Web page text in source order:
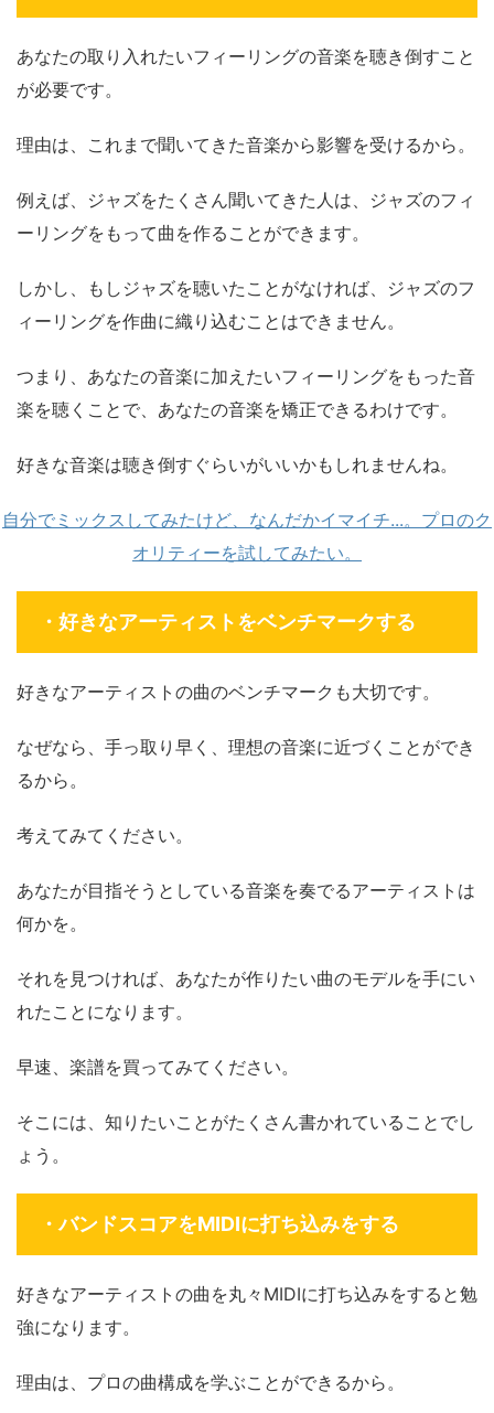
あなたの取り入れたいフィーリングの音楽を聴き倒すこと
が必要です。
理由は、これまで聞いてきた音楽から影響を受けるから。
例えば、ジャズをたくさん聞いてきた人は、ジャズのフィ
ーリングをもって曲を作ることができます。
しかし、もしジャズを聴いたことがなければ、ジャズのフ
ィーリングを作曲に織り込むことはできません。
つまり、あなたの音楽に加えたいフィーリングをもった音
楽を聴くことで、あなたの音楽を矯正できるわけです。
好きな音楽は聴き倒すぐらいがいいかもしれませんね。
自分でミックスしてみたけど、なんだかイマイチ...。プロのク
オリティーを試してみたい。
・好きなアーティストをベンチマークする
好きなアーティストの曲のベンチマークも大切です。
なぜなら、手っ取り早く、理想の音楽に近づくことができ
るから。
考えてみてください。
あなたが目指そうとしている音楽を奏でるアーティストは
何かを。
それを見つければ、あなたが作りたい曲のモデルを手にい
れたことになります。
早速、楽譜を買ってみてください。
そこには、知りたいことがたくさん書かれていることでし
ょう。
・バンドスコアをMIDIに打ち込みをする
好きなアーティストの曲を丸々MIDIに打ち込みをすると勉
強になります。
理由は、プロの曲構成を学ぶことができるから。